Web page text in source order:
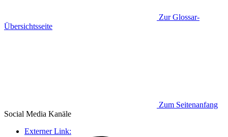
Zur Glossar-
Übersichtsseite
Zum Seitenanfang
Social Media Kanäle
Externer Link: